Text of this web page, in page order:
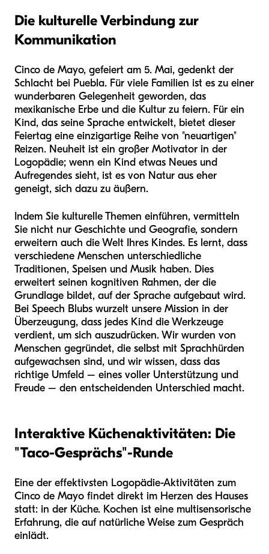
Die kulturelle Verbindung zur
Kommunikation
Cinco de Mayo, gefeiert am 5. Mai, gedenkt der
Schlacht bei Puebla. Für viele Familien ist es zu einer
wunderbaren Gelegenheit geworden, das
mexikanische Erbe und die Kultur zu feiern. Für ein
Kind, das seine Sprache entwickelt, bietet dieser
Feiertag eine einzigartige Reihe von "neuartigen"
Reizen. Neuheit ist ein großer Motivator in der
Logopädie; wenn ein Kind etwas Neues und
Aufregendes sieht, ist es von Natur aus eher
geneigt, sich dazu zu äußern.
Indem Sie kulturelle Themen einführen, vermitteln
Sie nicht nur Geschichte und Geografie, sondern
erweitern auch die Welt Ihres Kindes. Es lernt, dass
verschiedene Menschen unterschiedliche
Traditionen, Speisen und Musik haben. Dies
erweitert seinen kognitiven Rahmen, der die
Grundlage bildet, auf der Sprache aufgebaut wird.
Bei Speech Blubs wurzelt unsere Mission in der
Überzeugung, dass jedes Kind die Werkzeuge
verdient, um sich auszudrücken. Wir wurden von
Menschen gegründet, die selbst mit Sprachhürden
aufgewachsen sind, und wir wissen, dass das
richtige Umfeld – eines voller Unterstützung und
Freude – den entscheidenden Unterschied macht.
Interaktive Küchenaktivitäten: Die
"Taco-Gesprächs"-Runde
Eine der effektivsten Logopädie-Aktivitäten zum
Cinco de Mayo findet direkt im Herzen des Hauses
statt: in der Küche. Kochen ist eine multisensorische
Erfahrung, die auf natürliche Weise zum Gespräch
einlädt.